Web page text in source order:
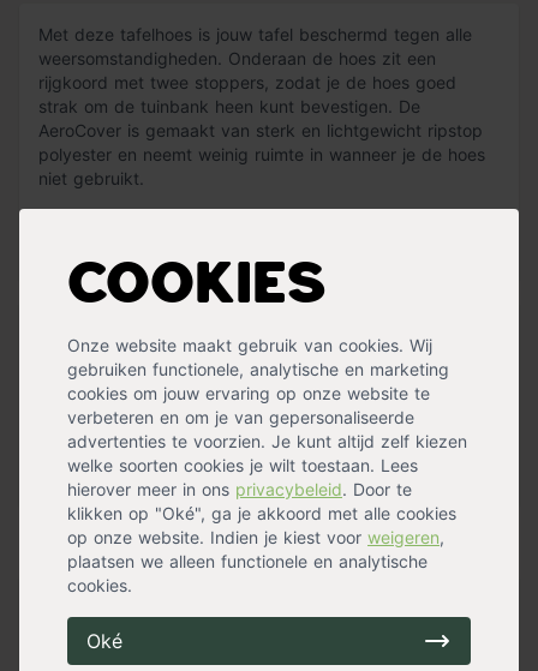
Cookies
Onze website maakt gebruik van cookies. Wij
gebruiken functionele, analytische en marketing
cookies om jouw ervaring op onze website te
verbeteren en om je van gepersonaliseerde
advertenties te voorzien. Je kunt altijd zelf kiezen
welke soorten cookies je wilt toestaan. Lees
hierover meer in ons privacybeleid. Door te
klikken op "Oké", ga je akkoord met alle cookies
op onze website. Indien je kiest voor weigeren,
plaatsen we alleen functionele en analytische
cookies.
Oké
Met deze tafelhoes is jouw tafel beschermd tegen alle
weersomstandigheden. Onderaan de hoes zit een
rijgkoord met twee stoppers, zodat je de hoes goed
strak om de tuinbank heen kunt bevestigen. De
AeroCover is gemaakt van sterk en lichtgewicht ripstop
polyester en neemt weinig ruimte in wanneer je de hoes
niet gebruikt.
Lees meer »
een ademend membraan. Dit zorgt ervoor dat vocht naar
buiten wordt getransporteerd en het houdt ook vuil, stof
er geen schimmelvorming onder de hoes ontstaat.
Het verminderen van condensvorming hang wel af van
de weersomstandigheden en de luchtvochtigheid.
Wanneer er grote temperatuurverschillen zijn en de
luchtvochtigheid hoog is, ontstaat er meer
condensvorming dan normaal.
Specificaties
Garatie
2 jaar
Geschikt voor
Tafel,Buiten
Kleur
Antraciet
Materiaal
Polyester
Waterbestendig
Ja
Meer specificaties »
Handig voor erbij
AeroCover hoessteunset
34,99